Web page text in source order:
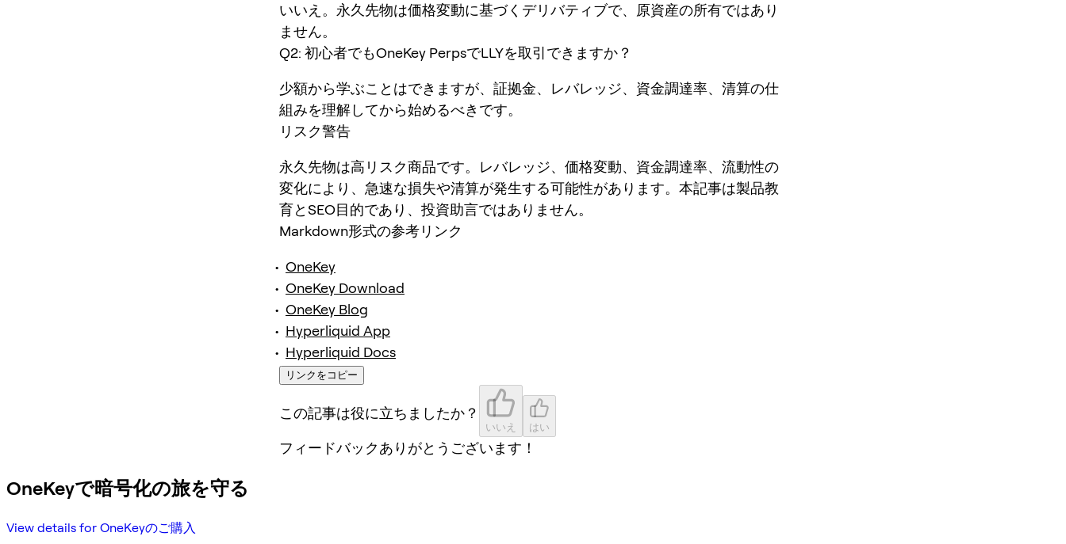
いいえ。永久先物は価格変動に基づくデリバティブで、原資産の所有ではあり
ません。
Q2: 初心者でもOneKey PerpsでLLYを取引できますか？
少額から学ぶことはできますが、証拠金、レバレッジ、資金調達率、清算の仕
組みを理解してから始めるべきです。
リスク警告
永久先物は高リスク商品です。レバレッジ、価格変動、資金調達率、流動性の
変化により、急速な損失や清算が発生する可能性があります。本記事は製品教
育とSEO目的であり、投資助言ではありません。
Markdown形式の参考リンク
OneKey
OneKey Download
OneKey Blog
Hyperliquid App
Hyperliquid Docs
リンクをコピー
この記事は役に立ちましたか？
いいえ はい
フィードバックありがとうございます！
OneKeyで暗号化の旅を守る
View details for OneKeyのご購入